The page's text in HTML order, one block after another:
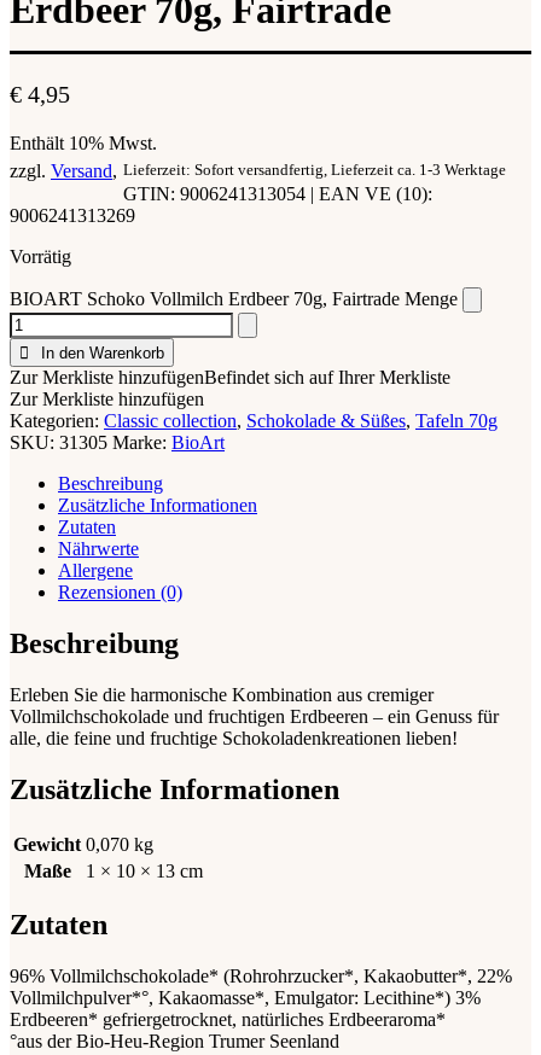
Erdbeer 70g, Fairtrade
€ 4,95
Enthält 10% Mwst.
zzgl. Versand Lieferzeit: Sofort versandfertig, Lieferzeit ca. 1-3 Werktage
GTIN: 9006241313054 | EAN VE (10):
9006241313269
Vorrätig
BIOART Schoko Vollmilch Erdbeer 70g, Fairtrade Menge
In den Warenkorb
Zur Merkliste hinzufügenBefindet sich auf Ihrer Merkliste
Zur Merkliste hinzufügen
Kategorien: Classic collection, Schokolade & Süßes, Tafeln 70g
SKU: 31305 Marke: BioArt
Beschreibung
Zusätzliche Informationen
Zutaten
Nährwerte
Allergene
Rezensionen (0)
Beschreibung
Erleben Sie die harmonische Kombination aus cremiger
Vollmilchschokolade und fruchtigen Erdbeeren – ein Genuss für
alle, die feine und fruchtige Schokoladenkreationen lieben!
Zusätzliche Informationen
Gewicht 0,070 kg
Maße
1 × 10 × 13 cm
Zutaten
96% Vollmilchschokolade* (Rohrohrzucker*, Kakaobutter*, 22%
Vollmilchpulver*°, Kakaomasse*, Emulgator: Lecithine*) 3%
Erdbeeren* gefriergetrocknet, natürliches Erdbeeraroma*
°aus der Bio-Heu-Region Trumer Seenland